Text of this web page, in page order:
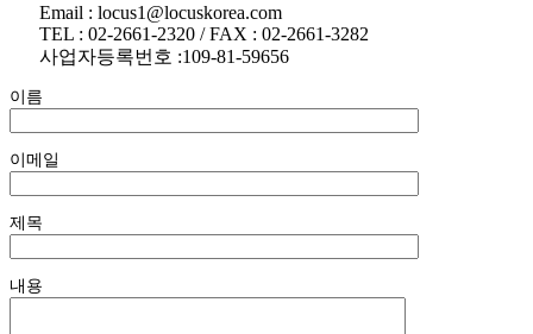
Email : locus1@locuskorea.com
TEL : 02-2661-2320 / FAX : 02-2661-3282
사업자등록번호 :109-81-59656
이름
이메일
제목
내용